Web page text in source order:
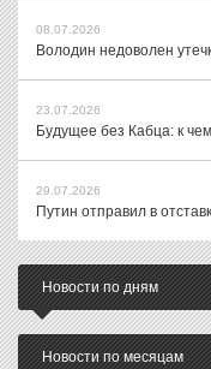
08.07.2026
Володин недоволен
23.07.2026
Будущее без Кабца: к
29.07.2026
Путин отправил в
Новости по дням
Новости по месяцам